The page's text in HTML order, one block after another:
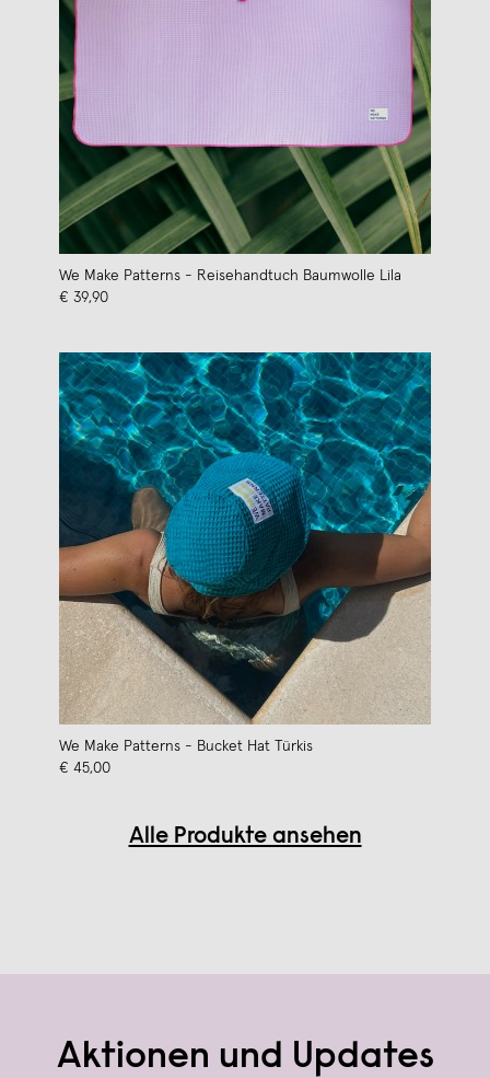
We Make Patterns - Reisehandtuch Baumwolle Lila
€ 39,90
We Make Patterns - Bucket Hat Türkis
€ 45,00
Alle Produkte ansehen
Aktionen und Updates